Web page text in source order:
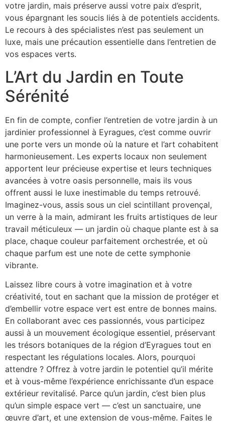
votre jardin, mais préserve aussi votre paix d’esprit,
vous épargnant les soucis liés à de potentiels accidents.
Le recours à des spécialistes n’est pas seulement un
luxe, mais une précaution essentielle dans l’entretien de
vos espaces verts.
L’Art du Jardin en Toute
Sérénité
En fin de compte, confier l’entretien de votre jardin à un
jardinier professionnel à Eyragues, c’est comme ouvrir
une porte vers un monde où la nature et l’art cohabitent
harmonieusement. Les experts locaux non seulement
apportent leur précieuse expertise et leurs techniques
avancées à votre oasis personnelle, mais ils vous
offrent aussi le luxe inestimable du temps retrouvé.
Imaginez-vous, assis sous un ciel scintillant provençal,
un verre à la main, admirant les fruits artistiques de leur
travail méticuleux — un jardin où chaque plante est à sa
place, chaque couleur parfaitement orchestrée, et où
chaque parfum est une note de cette symphonie
vibrante.
Laissez libre cours à votre imagination et à votre
créativité, tout en sachant que la mission de protéger et
d’embellir votre espace vert est entre de bonnes mains.
En collaborant avec ces passionnés, vous participez
aussi à un mouvement écologique essentiel, préservant
les trésors botaniques de la région d’Eyragues tout en
respectant les régulations locales. Alors, pourquoi
attendre ? Offrez à votre jardin le potentiel qu’il mérite
et à vous-même l’expérience enrichissante d’un espace
extérieur revitalisé. Parce qu’un jardin, c’est bien plus
qu’un simple espace vert — c’est un sanctuaire, une
œuvre d’art, et une extension de vous-même. Faites le